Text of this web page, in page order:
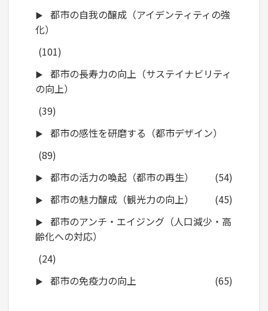
都市の自我の醸成（アイデンティティの強
化）
(101)
都市の長寿力の向上（サステイナビリティ
の向上）
(39)
都市の感性を研磨する（都市デザイン）
(89)
都市の活力の喚起（都市の再生）
(54)
都市の魅力醸成（観光力の向上）
(45)
都市のアンチ・エイジング（人口減少・高
齢化への対応）
(24)
都市の免疫力の向上
(65)